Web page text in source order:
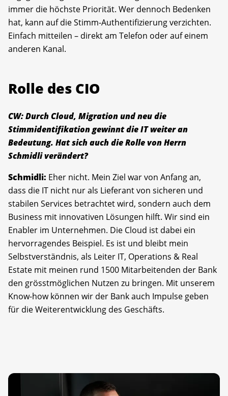
immer die höchste Priorität. Wer dennoch Bedenken
hat, kann auf die Stimm-Authentifizierung verzichten.
Einfach mitteilen – direkt am Telefon oder auf einem
anderen Kanal.
Rolle des CIO
CW: Durch Cloud, Migration und neu die
Stimmidentifikation gewinnt die IT weiter an
Bedeutung. Hat sich auch die Rolle von Herrn
Schmidli verändert?
Schmidli: Eher nicht. Mein Ziel war von Anfang an,
dass die IT nicht nur als Lieferant von sicheren und
stabilen Services betrachtet wird, sondern auch dem
Business mit innovativen Lösungen hilft. Wir sind ein
Enabler im Unternehmen. Die Cloud ist dabei ein
hervorragendes Beispiel. Es ist und bleibt mein
Selbstverständnis, als Leiter IT, Operations & Real
Estate mit meinen rund 1500 Mit­arbeitenden der Bank
den grösstmöglichen Nutzen zu bringen. Mit unserem
Know-how können wir der Bank auch Impulse geben
für die Weiterentwicklung des Geschäfts.